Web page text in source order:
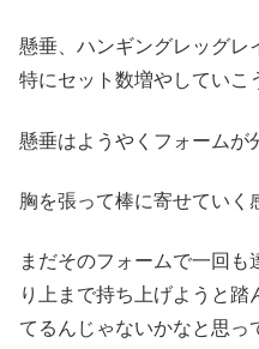
懸垂、ハンギングレッグレ
特にセット数増やしていこ
懸垂はようやくフォームが
胸を張って棒に寄せていく
まだそのフォームで一回
り上まで持ち上げようと
てるんじゃないかなと思っ